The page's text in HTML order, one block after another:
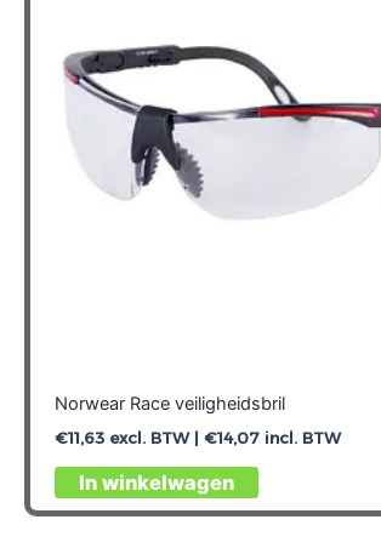
worden
op
de
Norwear Race veiligheidsbril
€11,63excl. BTW | €14,07incl. BTW
In winkelwagen